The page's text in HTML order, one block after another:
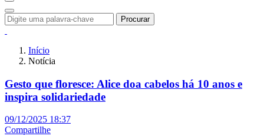
Procurar
Início
Notícia
Gesto que floresce: Alice doa cabelos há 10 anos e
inspira solidariedade
09/12/2025 18:37
Compartilhe